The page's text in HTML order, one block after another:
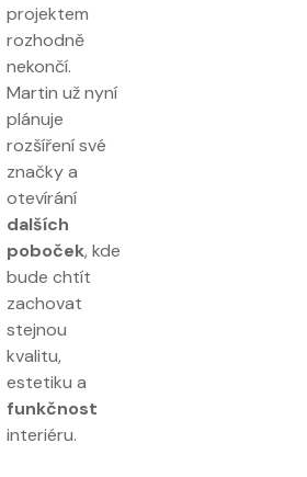
projektem
rozhodně
nekončí.
Martin už nyní
plánuje
rozšíření své
značky a
otevírání
dalších
poboček, kde
bude chtít
zachovat
stejnou
kvalitu,
estetiku a
funkčnost
interiéru.